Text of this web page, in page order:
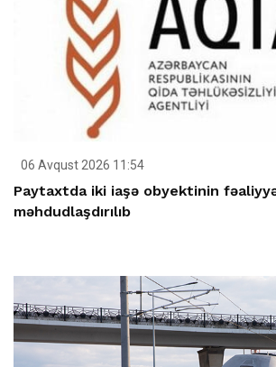
06 Avqust 2026 11:54
Paytaxtda iki iaşə obyektinin
məhdudlaşdırılıb